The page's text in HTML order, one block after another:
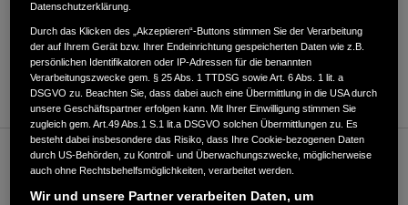
ANFAHRTSBESCHREIBUNG ANFORDERN
WEBSITE
Verkauf / Kundendienst
Datenschutzerklärung.
Durch das Klicken des „Akzeptieren“-Buttons stimmen Sie der Verarbeitung
der auf Ihrem Gerät bzw. Ihrer Endeinrichtung gespeicherten Daten wie z.B.
persönlichen Identifikatoren oder IP-Adressen für die benannten
Verarbeitungszwecke gem. § 25 Abs. 1 TTDSG sowie Art. 6 Abs. 1 lit. a
DSGVO zu. Beachten Sie, dass dabei auch eine Übermittlung in die USA durch
unsere Geschäftspartner erfolgen kann. Mit Ihrer Einwilligung stimmen Sie
zugleich gem. Art.49 Abs.1 S.1 lit.a DSGVO solchen Übermittlungen zu. Es
besteht dabei insbesondere das Risiko, dass Ihre Cookie-bezogenen Daten
durch US-Behörden, zu Kontroll- und Überwachungszwecke, möglicherweise
auch ohne Rechtsbehelfsmöglichkeiten, verarbeitet werden.
Wir und unsere Partner verarbeiten Daten, um